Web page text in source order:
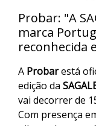
Probar: "A
marca
reconhecida
A Probarestá
edição da
vai decorrer de
Com presença